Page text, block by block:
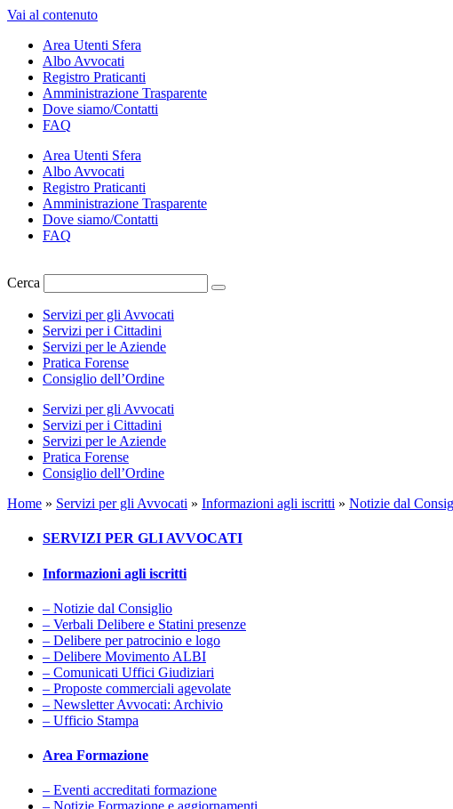
Vai al contenuto
Area Utenti Sfera
Albo Avvocati
Registro Praticanti
Amministrazione Trasparente
Dove siamo/Contatti
FAQ
Area Utenti Sfera
Albo Avvocati
Registro Praticanti
Amministrazione Trasparente
Dove siamo/Contatti
FAQ
Cerca
Servizi per gli Avvocati
Servizi per i Cittadini
Servizi per le Aziende
Pratica Forense
Consiglio dell’Ordine
Servizi per gli Avvocati
Servizi per i Cittadini
Servizi per le Aziende
Pratica Forense
Consiglio dell’Ordine
Home » Servizi per gli Avvocati » Informazioni agli iscritti » Notizie dal
SERVIZI PER GLI AVVOCATI
Informazioni agli iscritti
– Notizie dal Consiglio
– Verbali Delibere e Statini presenze
– Delibere per patrocinio e logo
– Delibere Movimento ALBI
– Comunicati Uffici Giudiziari
– Proposte commerciali agevolate
– Newsletter Avvocati: Archivio
– Ufficio Stampa
Area Formazione
– Eventi accreditati formazione